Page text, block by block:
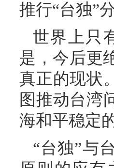
推行“台独”
世界上只
是，今后更
真正的现状
图推动台湾
海和平稳定
“台独”与